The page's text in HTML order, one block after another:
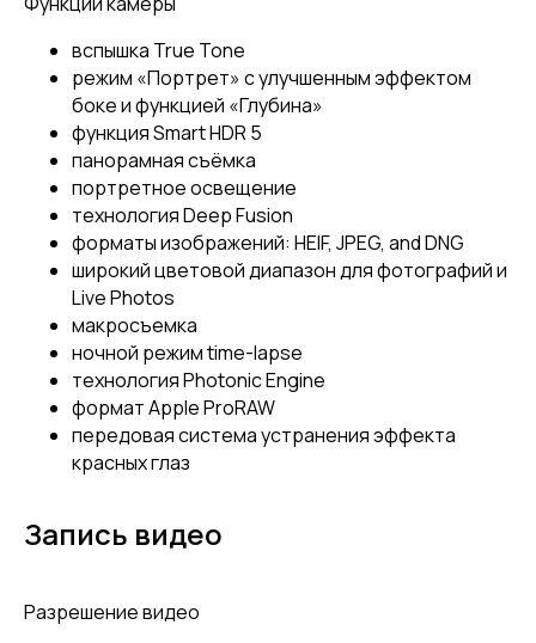
вспышка True Tone
режим «Портрет» с улучшенным эффектом
боке и функцией «Глубина»
функция Smart HDR 5
панорамная съёмка
портретное освещение
технология Deep Fusion
форматы изображений: HEIF, JPEG, and DNG
широкий цветовой диапазон для фотографий и
Live Photos
макросъемка
ночной режим time-lapse
технология Photonic Engine
формат Apple ProRAW
передовая система устранения эффекта
красных глаз
Запись видео
Разрешение видео